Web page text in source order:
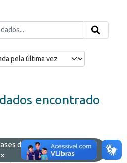
encontrado
de Dados (ODbL) do